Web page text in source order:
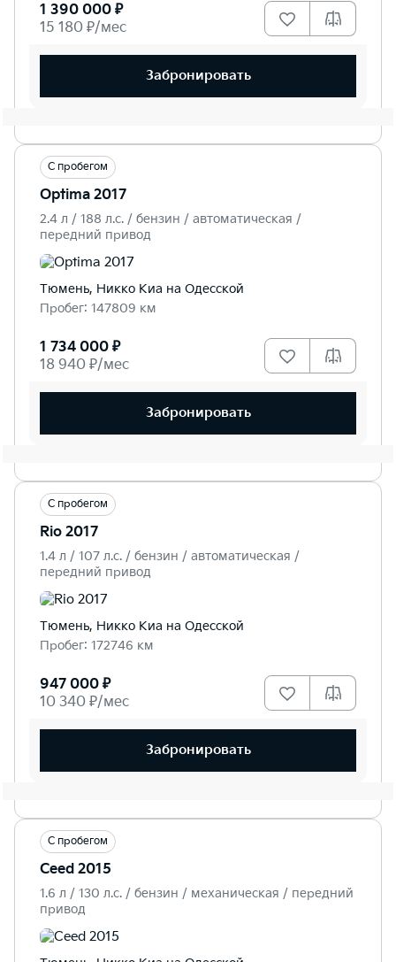
1 390 000 ₽
15 180 ₽/мес
Забронировать
С пробегом
Optima 2017
2.4 л / 188 л.c. / бензин / автоматическая /
передний привод
Тюмень, Никко Kиа на Одесской
Пробег: 147809 км
1 734 000 ₽
18 940 ₽/мес
Забронировать
С пробегом
Rio 2017
1.4 л / 107 л.c. / бензин / автоматическая /
передний привод
Тюмень, Никко Kиа на Одесской
Пробег: 172746 км
947 000 ₽
10 340 ₽/мес
Забронировать
С пробегом
Ceed 2015
1.6 л / 130 л.c. / бензин / механическая / передний
привод